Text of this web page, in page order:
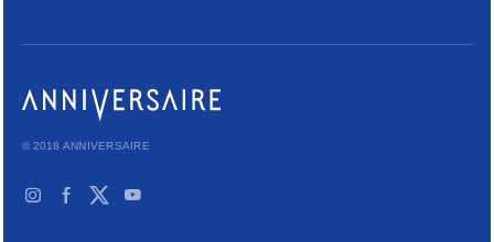
© 2018 ANNIVERSAIRE